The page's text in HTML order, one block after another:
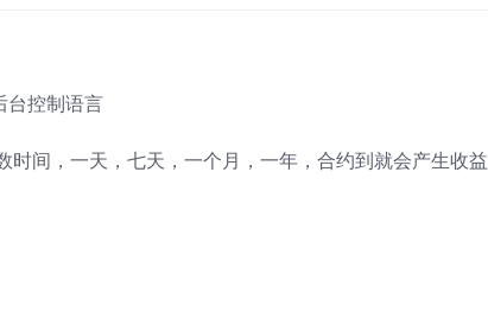
台控制语言
间，一天，七天，一个月，一年，合约到就会产生收益